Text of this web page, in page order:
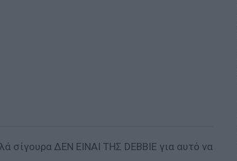
σίγουρα ΔΕΝ ΕΙΝΑΙ ΤΗΣ DEBBIE για αυτό να